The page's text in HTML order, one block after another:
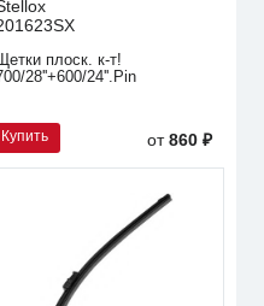
Щетки плоск. к-т!
28''+600/24''.Pin
Купить от860 ₽